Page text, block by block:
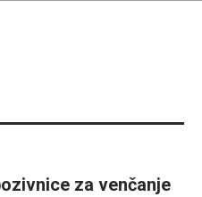
mogu učiniti medeni
druga polovina zauvek pamtiti
za venčanje